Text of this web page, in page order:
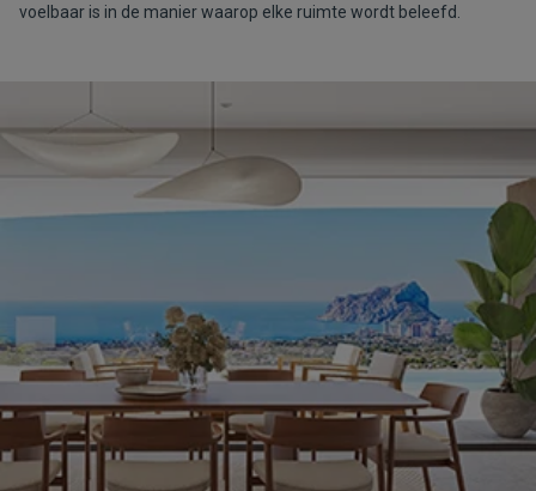
voelbaar is in de manier waarop elke ruimte wordt beleefd.